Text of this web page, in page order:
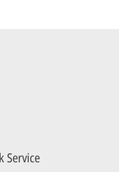
Service